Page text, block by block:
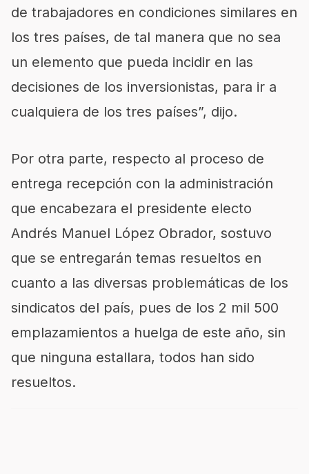
de trabajadores en condiciones similares en
los tres países, de tal manera que no sea
un elemento que pueda incidir en las
decisiones de los inversionistas, para ir a
cualquiera de los tres países”, dijo.
Por otra parte, respecto al proceso de
entrega recepción con la administración
que encabezara el presidente electo
Andrés Manuel López Obrador, sostuvo
que se entregarán temas resueltos en
cuanto a las diversas problemáticas de los
sindicatos del país, pues de los 2 mil 500
emplazamientos a huelga de este año, sin
que ninguna estallara, todos han sido
resueltos.